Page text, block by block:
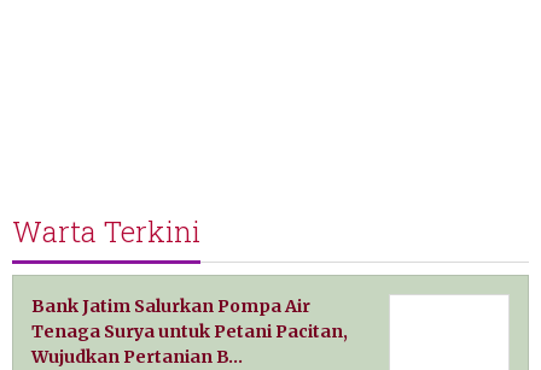
Warta Terkini
Bank Jatim Salurkan Pompa Air
Tenaga Surya untuk Petani Pacitan,
Wujudkan Pertanian B…